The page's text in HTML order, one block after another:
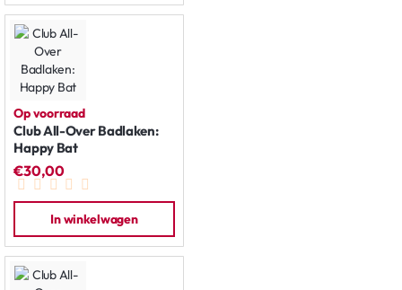
Op voorraad
Club All-Over Badlaken:
Happy Bat
€30,00
In winkelwagen